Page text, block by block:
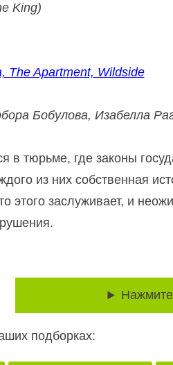
King)
The Apartment, Wildside
Бобулова, Изабелла
в тюрьме, где законы
из них собственная
этого заслуживает, и
подборках: